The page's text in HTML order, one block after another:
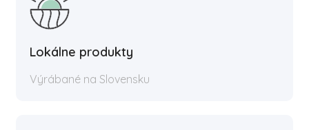
Lokálne produkty
Výrábané na Slovensku